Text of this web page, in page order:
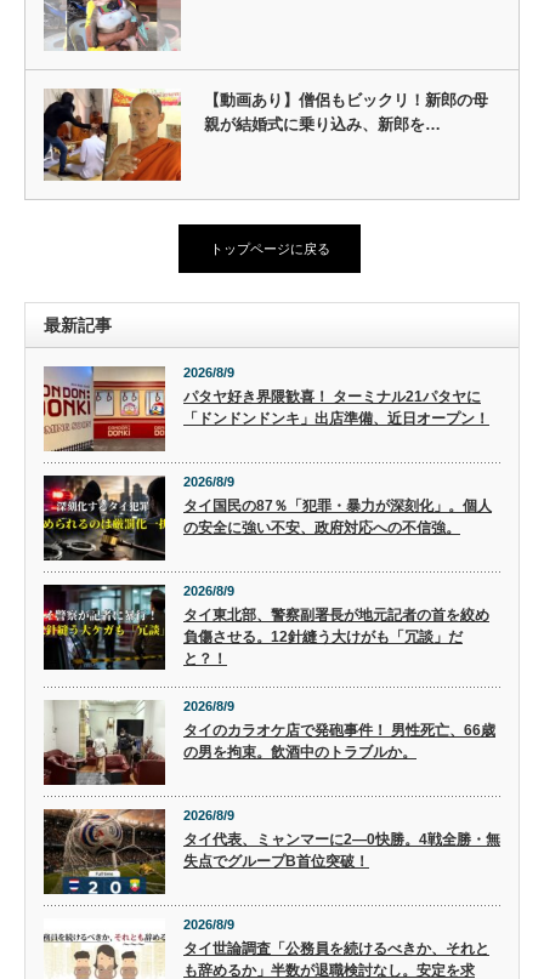
【動画あり】僧侶もビックリ！新郎の母
親が結婚式に乗り込み、新郎を…
トップページに戻る
最新記事
2026/8/9
パタヤ好き界隈歓喜！ ターミナル21パタヤに
「ドンドンドンキ」出店準備、近日オープン！
2026/8/9
タイ国民の87％「犯罪・暴力が深刻化」。個人
の安全に強い不安、政府対応への不信強。
2026/8/9
タイ東北部、警察副署長が地元記者の首を絞め
負傷させる。12針縫う大けがも「冗談」だ
と？！
2026/8/9
タイのカラオケ店で発砲事件！ 男性死亡、66歳
の男を拘束。飲酒中のトラブルか。
2026/8/9
タイ代表、ミャンマーに2―0快勝。4戦全勝・無
失点でグループB首位突破！
2026/8/9
タイ世論調査「公務員を続けるべきか、それと
も辞めるか」半数が退職検討なし。安定を求